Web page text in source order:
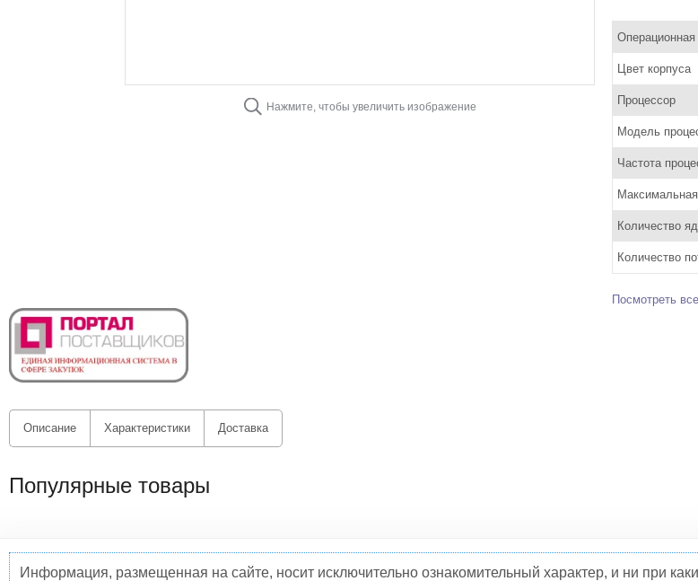
Нажмите, чтобы увеличить изображение
Цвет корпуса
Процессор
Модель
Частота
Количество
Количество
Посмотреть
Описание Характеристики Доставка
Популярные товары
Информация, размещенная на сайте, носит исключительно ознакомительный характер, и ни при